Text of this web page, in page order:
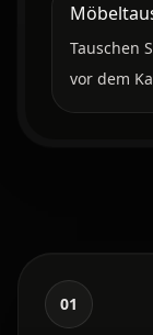
Tauschen
vor dem
01